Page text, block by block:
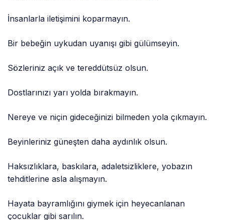
İnsanlarla iletişimini koparmayın.
Bir bebeğin uykudan uyanışı gibi gülümseyin.
Sözleriniz açık ve tereddütsüz olsun.
Dostlarınızı yarı yolda bırakmayın.
Nereye ve niçin gideceğinizi bilmeden yola çıkmayın.
Beyinleriniz güneşten daha aydınlık olsun.
Haksızlıklara, baskılara, adaletsizliklere, yobazın
tehditlerine asla alışmayın.
Hayata bayramlığını giymek için heyecanlanan
çocuklar gibi sarılın.